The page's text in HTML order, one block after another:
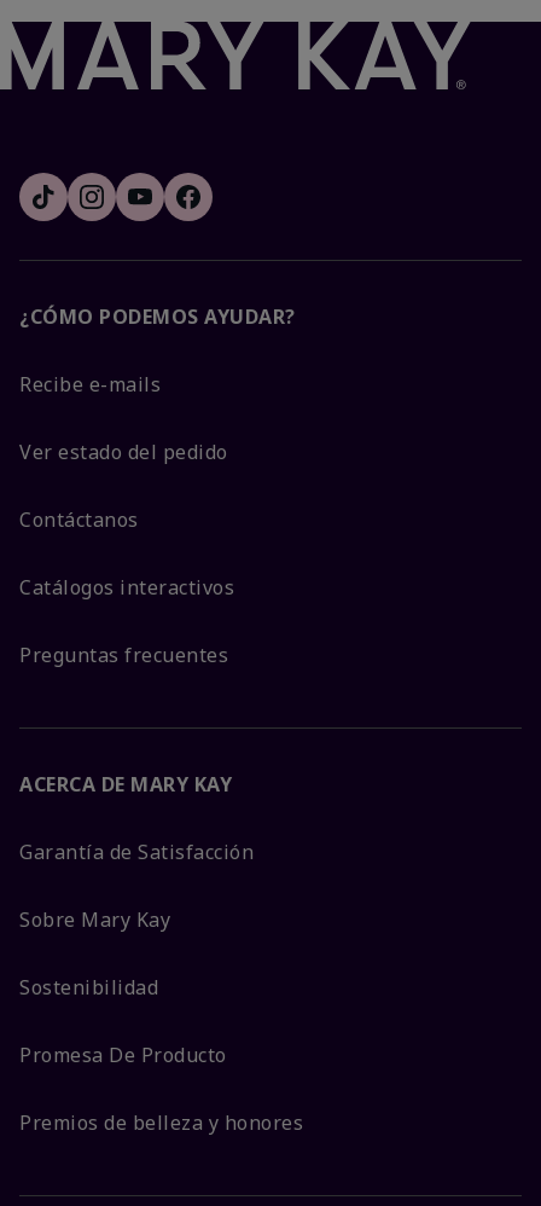
¿CÓMO PODEMOS AYUDAR?
Recibe e-mails
Ver estado del pedido
Contáctanos
Catálogos interactivos
Preguntas frecuentes
ACERCA DE MARY KAY
Garantía de Satisfacción
Sobre Mary Kay
Sostenibilidad
Promesa De Producto
Premios de belleza y honores